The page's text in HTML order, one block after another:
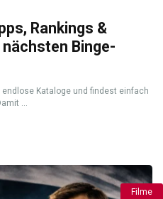
Rankings &
Binge-
Kataloge und findest einfach
...
Filme